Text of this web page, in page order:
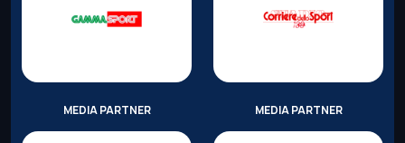
MEDIA PARTNER MEDIA PARTNER